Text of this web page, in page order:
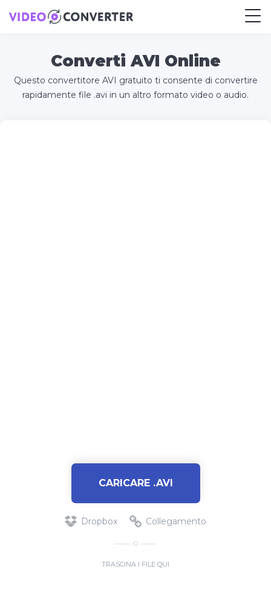
Converti AVI Online
Questo convertitore AVI gratuito ti consente di convertire
rapidamente file .avi in un altro formato video o audio.
CARICARE .AVI
Dropbox Collegamento
O
TRASCINA I FILE QUI